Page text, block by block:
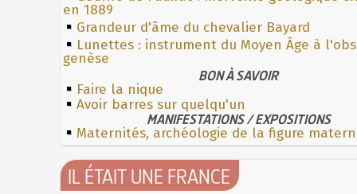
en 1889
Grandeur d'âme du chevalier Bayard
Lunettes : instrument du Moyen Âge à
genèse
BON À SAVOIR
Faire la nique
Avoir barres sur quelqu'un
MANIFESTATIONS / EXPOSITIONS
Maternités, archéologie de la figure
IL ÉTAIT UNE FRANCE